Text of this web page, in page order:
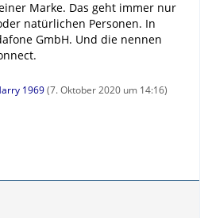
und System, da es hier meist
als bei "Normal-Postpaid".
bist. Das ist bei den o2-
in der Praxis ist es das aber
das anhand dieser Daten
Marke. Das geht immer nur
natürlichen Personen. In
GmbH. Und die nennen
1969(7. Oktober 2020 um 14:16)